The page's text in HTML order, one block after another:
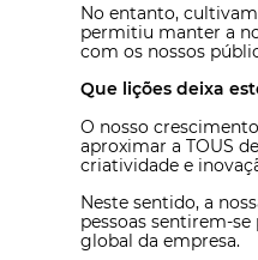
No entanto,
permitiu manter a
com os nossos
Que lições deixa
O nosso
aproximar a TOUS
criatividade e
Neste sentido, a
pessoas sentirem-
global da empresa.